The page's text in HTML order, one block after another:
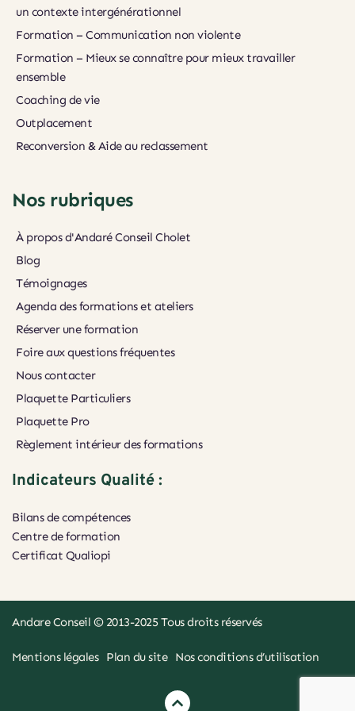
un contexte intergénérationnel
Formation – Communication non violente
Formation – Mieux se connaître pour mieux travailler
ensemble
Coaching de vie
Outplacement
Reconversion & Aide au reclassement
Nos rubriques
À propos d'Andaré Conseil Cholet
Blog
Témoignages
Agenda des formations et ateliers
Réserver une formation
Foire aux questions fréquentes
Nous contacter
Plaquette Particuliers
Plaquette Pro
Règlement intérieur des formations
Indicateurs Qualité :
Bilans de compétences
Centre de formation
Certificat Qualiopi
Andare Conseil © 2013-2025 Tous droits réservés
Mentions légales Plan du site Nos conditions d’utilisation